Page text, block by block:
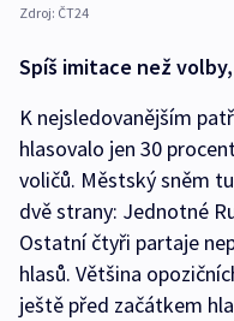
Zdroj: ČT24
Spíš imitace než
K nejsledovanějším
hlasovalo jen 30
voličů. Městský sněm
dvě strany: Jednotné
Ostatní čtyři partaje
hlasů. Většina
ještě před začátkem